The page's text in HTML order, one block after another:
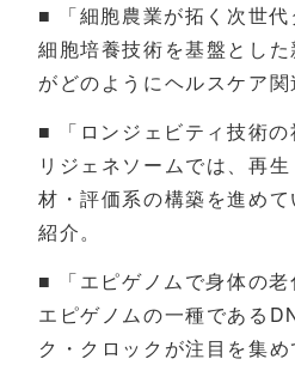
■ 「細胞農業が拓く次世
細胞培養技術を基盤とし
がどのようにヘルスケア
■ 「ロンジェビティ技術
リジェネソームでは、再
材・評価系の構築を進め
紹介。
■ 「エピゲノムで身体の
エピゲノムの一種である
ク・クロックが注目を集